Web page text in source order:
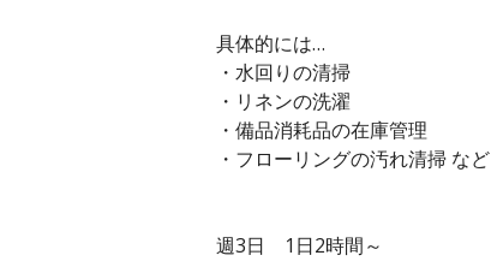
具体的には…
・水回りの清掃
・リネンの洗濯
・備品消耗品の在庫管理
・フローリングの汚れ清掃 など
週3日 1日2時間～